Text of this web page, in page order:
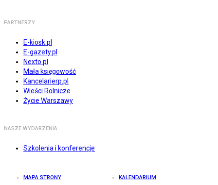
PARTNERZY
E-kiosk.pl
E-gazety.pl
Nexto.pl
Mała księgowość
Kancelarierp.pl
Wieści Rolnicze
Życie Warszawy
NASZE WYDARZENIA
Szkolenia i konferencje
MAPA STRONY KALENDARIUM